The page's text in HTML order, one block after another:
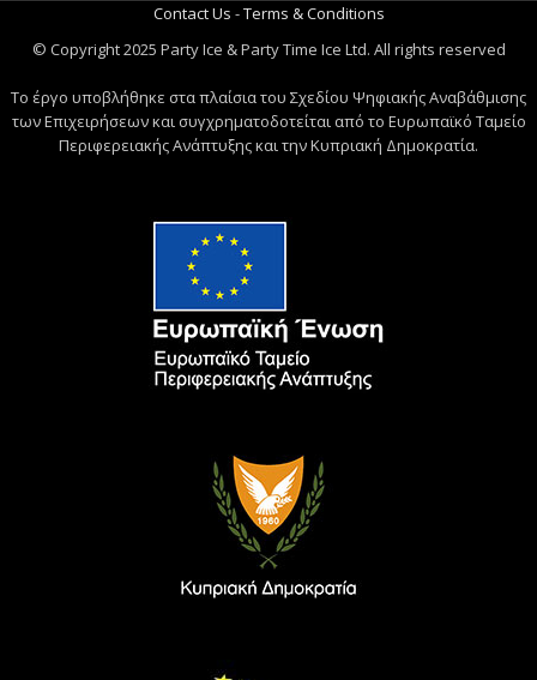
Contact Us -Terms & Conditions
© Copyright 2025 Party Ice & Party Time Ice Ltd. All rights reserved
Το έργο υποβλήθηκε στα πλαίσια του Σχεδίου Ψηφιακής Αναβάθμισης
των Επιχειρήσεων και συγχρηματοδοτείται από το Ευρωπαϊκό Ταμείο
Περιφερειακής Ανάπτυξης και την Κυπριακή Δημοκρατία.